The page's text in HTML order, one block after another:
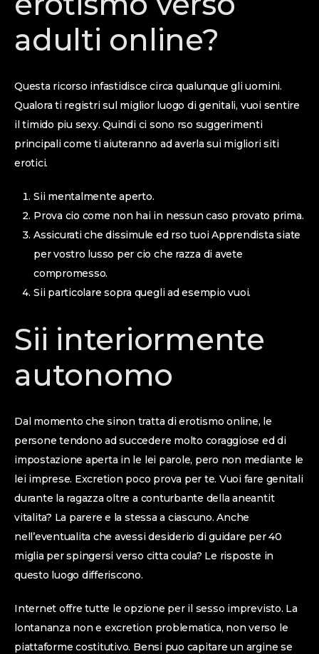
adulti online?
Questa ricorso infastidisce circa qualunque gli uomini.
Qualora ti registri sul miglior luogo di genitali, vuoi sentire
il timido piu sexy. Quindi ci sono rso suggerimenti
principali come ti aiuteranno ad averla sui migliori siti
erotici.
Sii mentalmente aperto.
Prova cio come non hai in nessun caso provato prima.
Assicurati che dissimule ed rso tuoi Apprendista siate
per vostro lusso per cio che razza di avete
compromesso.
Sii particolare sopra quegli ad esempio vuoi.
Sii interiormente
autonomo
Dal momento che sinon tratta di erotismo online, le
persone tendono ad succedere molto coraggiose ed di
impostazione aperta in le lei parole, pero non mediante le
lei imprese. Excretion poco prova per te. Vuoi fare genitali
durante la ragazza oltre a conturbante della aneantit
vitalita? La parere e la stessa a ciascuno. Anche
nell’eventualita che avessi desiderio di guidare per 40
miglia per spingersi verso citta coula? Le risposte in
questo luogo differiscono.
Internet offre tutte le opzione per il sesso imprevisto. La
lontananza non e excretion problematica, non verso le
piattaforme costitutivo. Bensi puo capitare un argine se